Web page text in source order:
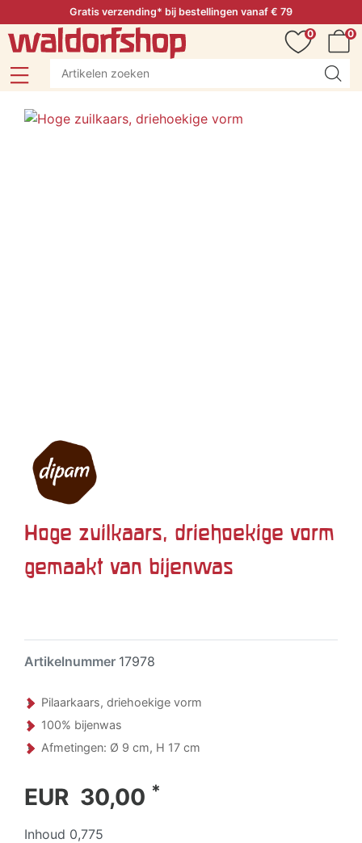
Gratis verzending* bij bestellingen vanaf € 79
0
0
Hoge zuilkaars, driehoekige vorm
gemaakt van bijenwas
Artikelnummer 17978
Pilaarkaars, driehoekige vorm
100% bijenwas
Afmetingen: Ø 9 cm, H 17 cm
EUR 30,00 *
Inhoud 0,775